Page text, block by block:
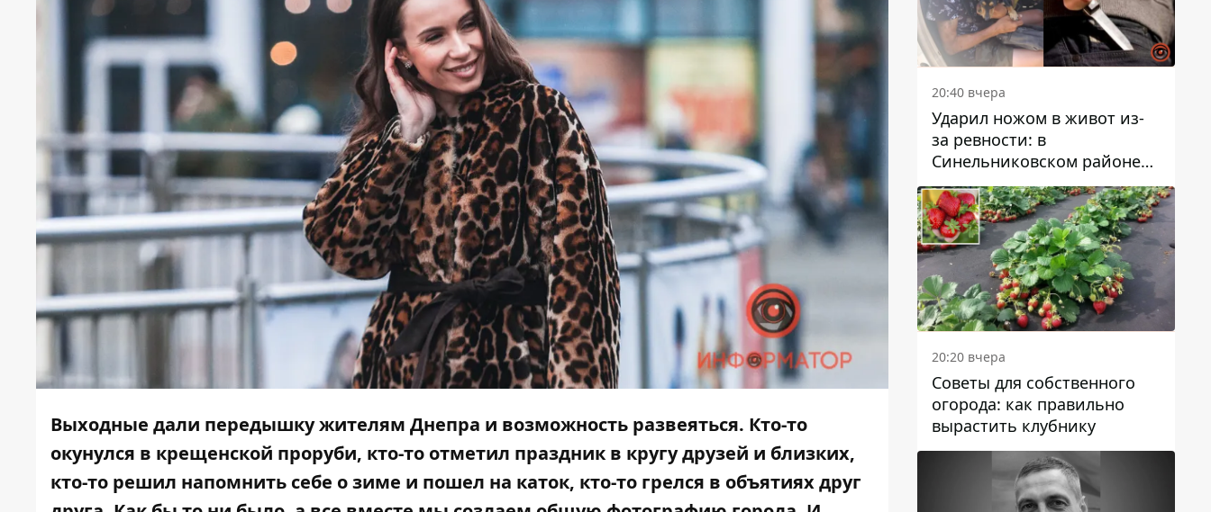
Выходные дали передышку жителям Днепра и возможность развеяться. Кто-то
окунулся в крещенской проруби, кто-то отметил праздник в кругу друзей и близких,
кто-то решил напомнить себе о зиме и пошел на каток, кто-то грелся в объятиях друг
20:40 вчера
Ударил ножом в живот из-
за ревности: в
Синельниковском районе
задержали 49-летнего
мужчину за убийство
20:20 вчера
Советы для собственного
огорода: как правильно
вырастить клубнику